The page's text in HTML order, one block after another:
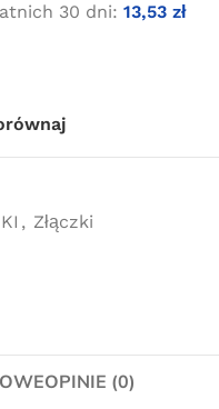
30 dni: 13,53 zł
, Złączki
OPINIE (0)